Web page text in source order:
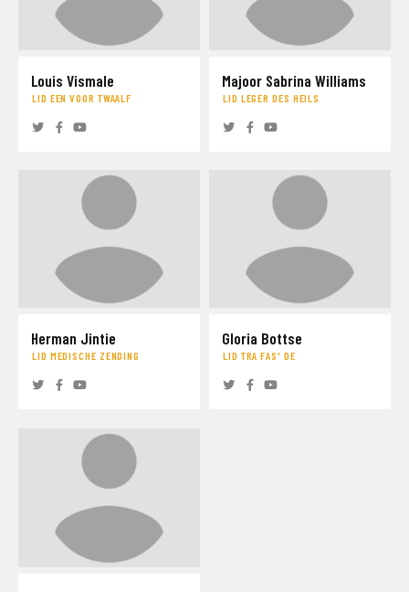
Louis Vismale
LID EEN VOOR TWAALF
Majoor Sabrina Williams
LID LEGER DES HEILS
Herman Jintie
LID MEDISCHE ZENDING
Gloria Bottse
LID TRA FAS' DE